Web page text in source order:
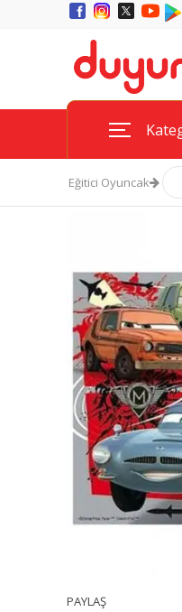
Eğitici Oyuncak
PAYLAŞ